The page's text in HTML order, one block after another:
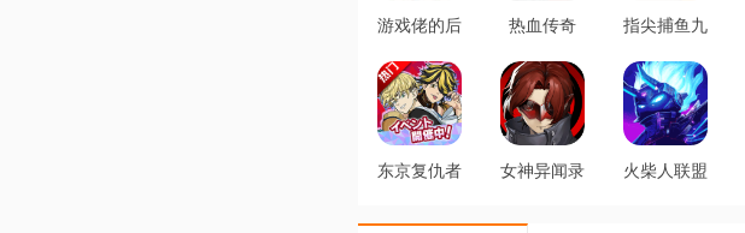
游戏佬的后
宫手机版游
戏v1.0 最
新版
热血传奇
1.76版本
v1.10.146.18909
最新版
指尖捕鱼九
游版
v10.3.47.3.0
安卓版
东京复仇者
女神异闻录
火柴人联盟